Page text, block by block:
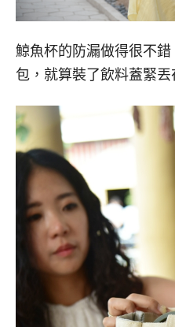
鯨魚杯的防漏做得很不
包，就算裝了飲料蓋緊